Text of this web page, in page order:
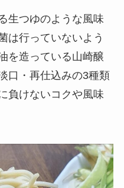
生つゆのような風味
は行っていないよう
を造っている山崎醸
口・再仕込みの3種類
負けないコクや風味